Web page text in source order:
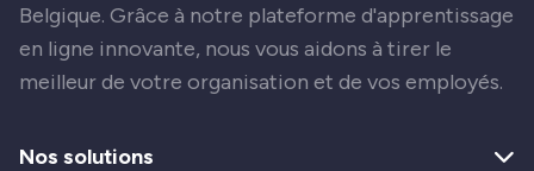
Belgique. Grâce à notre plateforme d'apprentissage
en ligne innovante, nous vous aidons à tirer le
meilleur de votre organisation et de vos employés.
Nos solutions